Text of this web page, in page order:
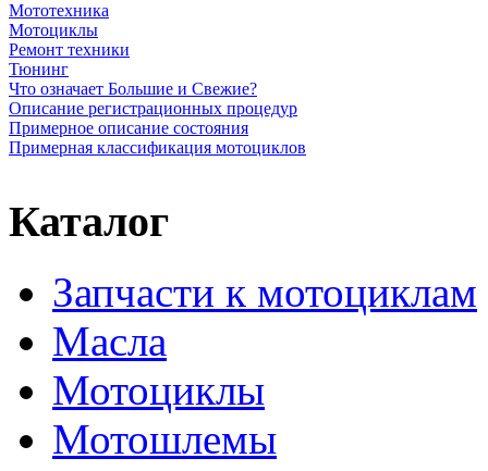
Мототехника
Мотоциклы
Ремонт техники
Тюнинг
Что означает Большие и Свежие?
Описание регистрационных процедур
Примерное описание состояния
Примерная классификация мотоциклов
Каталог
Запчасти к мотоциклам
Масла
Мотоциклы
Мотошлемы